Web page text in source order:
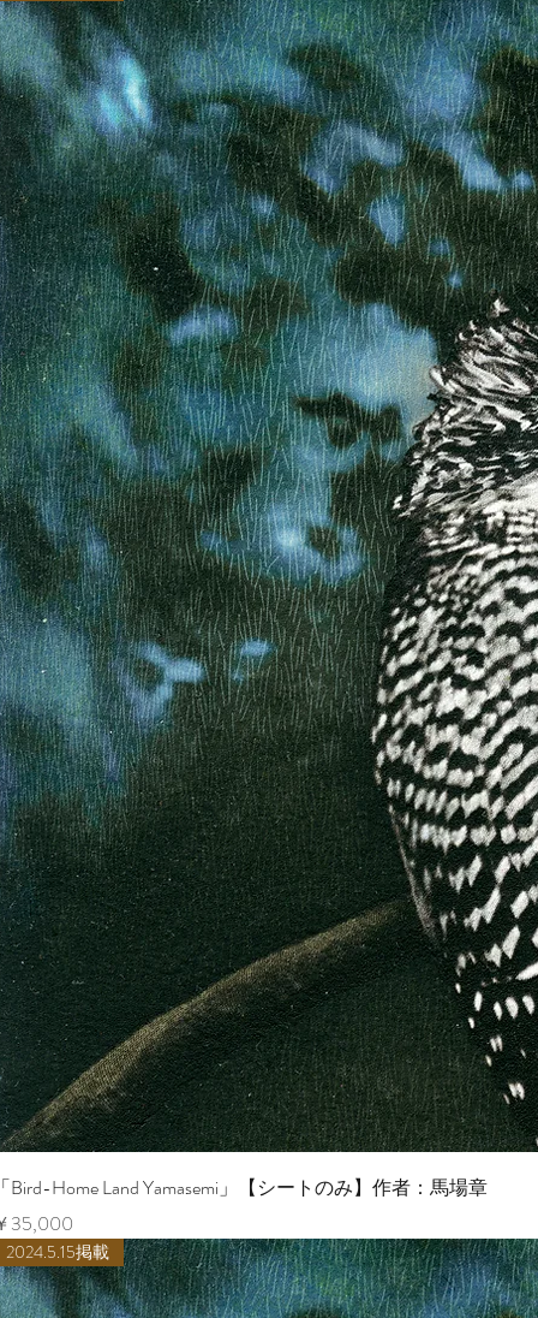
Bird-Home Land Yamasemi」【シートのみ】作者：馬場章
格
35,000
2024.5.15掲載